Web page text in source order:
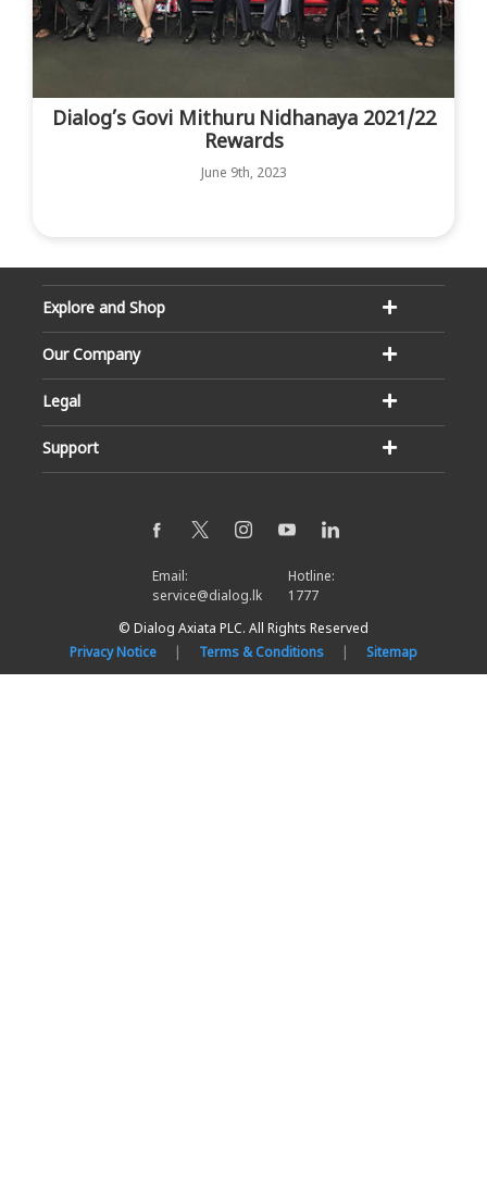
Dialog’s Govi Mithuru Nidhanaya 2021/22
Rewards
June 9th, 2023
Explore and Shop
Our Company
Legal
Support
Email:
service@dialog.lk
Hotline:
1777
© Dialog Axiata PLC. All Rights Reserved
Privacy Notice
Terms & Conditions Sitemap